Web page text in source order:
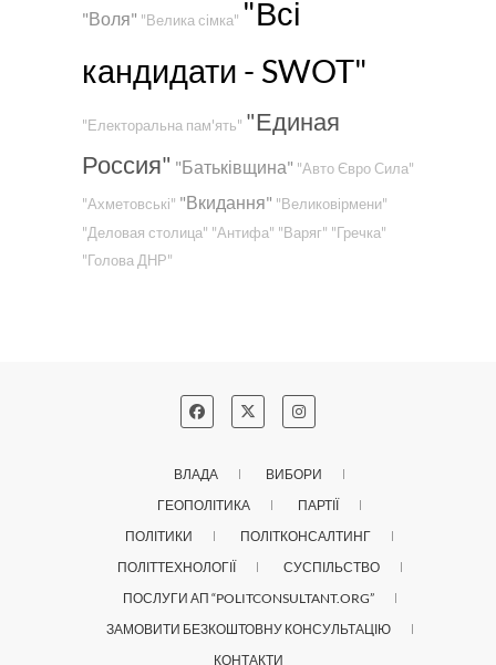
"Воля" "Велика сімка" "Всі
кандидати - SWOT"
"Електоральна пам'ять" "Единая
Россия" "Батьківщина" "Авто Євро Сила"
"Ахметовські" "Вкидання" "Великовірмени"
"Деловая столица" "Антифа" "Варяг" "Гречка"
"Голова ДНР"
ВЛАДА
ВИБОРИ
ГЕОПОЛІТИКА
ПАРТІЇ
ПОЛІТИКИ
ПОЛІТКОНСАЛТИНГ
ПОЛІТТЕХНОЛОГІЇ
СУСПІЛЬСТВО
ПОСЛУГИ АП “POLITCONSULTANT.ORG”
ЗАМОВИТИ БЕЗКОШТОВНУ КОНСУЛЬТАЦІЮ
КОНТАКТИ